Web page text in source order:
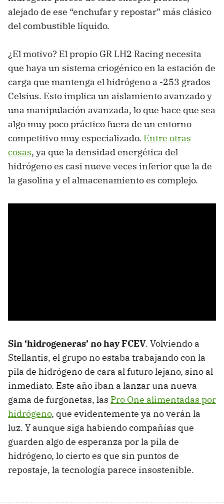
alejado de ese “enchufar y repostar” más clásico
del combustible líquido.
¿El motivo? El propio GR LH2 Racing necesita
que haya un sistema criogénico en la estación de
carga que mantenga el hidrógeno a -253 grados
Celsius. Esto implica un aislamiento avanzado y
una manipulación avanzada, lo que hace que sea
algo muy poco práctico fuera de un entorno
competitivo muy especializado. Entre otras
cosas, ya que la densidad energética del
hidrógeno es casi nueve veces inferior que la de
la gasolina y el almacenamiento es complejo.
Sin ‘hidrogeneras’ no hay FCEV. Volviendo a
Stellantis, el grupo no estaba trabajando con la
pila de hidrógeno de cara al futuro lejano, sino al
inmediato. Este año iban a lanzar una nueva
gama de furgonetas, las Pro One alimentadas por
hidrógeno, que evidentemente ya no verán la
luz. Y aunque siga habiendo compañías que
guarden algo de esperanza por la pila de
hidrógeno, lo cierto es que sin puntos de
repostaje, la tecnología parece insostenible.